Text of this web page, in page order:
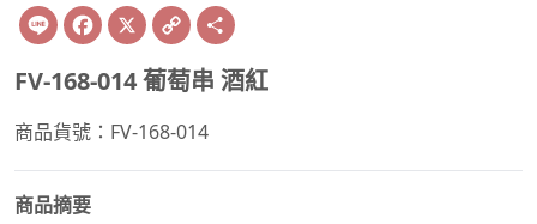
Line Facebook
X Copy
Link
FV-168-014 葡萄串 酒紅
商品貨號：FV-168-014
商品摘要